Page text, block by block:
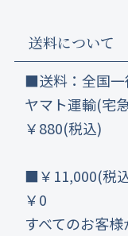
送料について
■送料：全国一
ヤマト運輸(宅
￥880(税込)
■￥11,000(税
￥0
すべてのお客